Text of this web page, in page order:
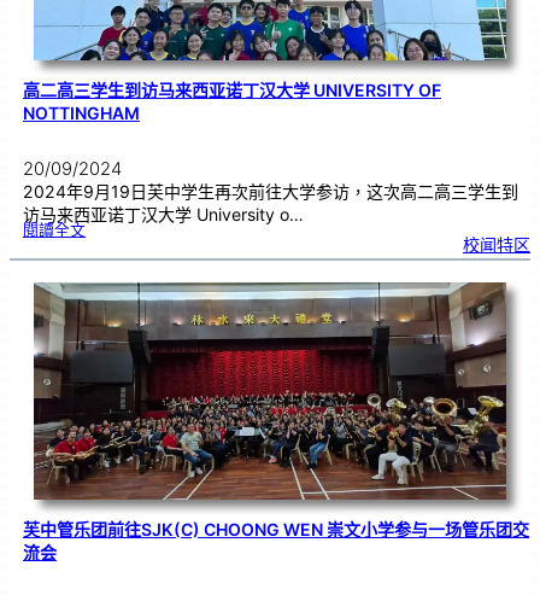
高二高三学生到访马来西亚诺丁汉大学 UNIVERSITY OF
NOTTINGHAM
20/09/2024
2024年9月19日芙中学生再次前往大学参访，这次高二高三学生到
访马来西亚诺丁汉大学 University o…
閱讀全文:高
三
生
到
访
马
来西
亚
诺
丁
汉
U
r
s
it
yo
f
N
ot
t
in
g
h
校闻特区
芙中管乐团前往SJK(C) CHOONG WEN 崇文小学参与一场管乐团交
流会